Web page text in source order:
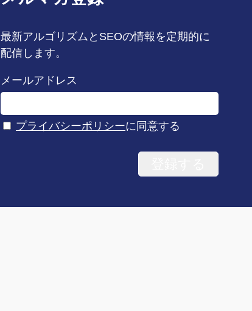
最新アルゴリズムとSEOの情報を定期的に
配信します。
メールアドレス
プライバシーポリシーに同意する